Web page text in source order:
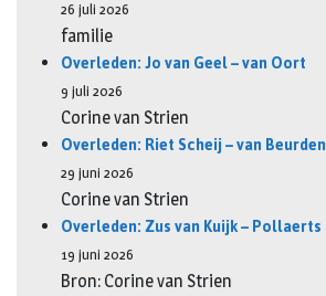
26 juli 2026
familie
Overleden: Jo van Geel – van Oort
9 juli 2026
Corine van Strien
Overleden: Riet Scheij – van Beurden
29 juni 2026
Corine van Strien
Overleden: Zus van Kuijk – Pollaerts
19 juni 2026
Bron: Corine van Strien